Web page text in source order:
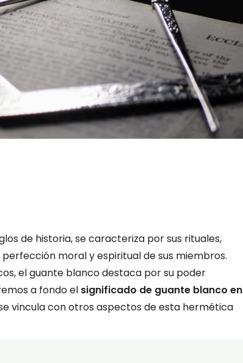
de historia, se caracteriza por sus rituales,
moral y espiritual de sus miembros.
el guante blanco destaca por su poder
a fondo el significado de guante blanco en
vincula con otros aspectos de esta hermética